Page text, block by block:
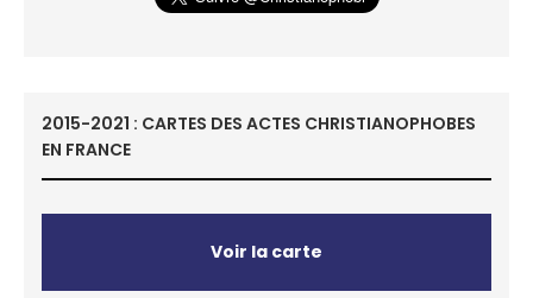
2015-2021 : CARTES DES ACTES CHRISTIANOPHOBES
EN FRANCE
Voir la carte